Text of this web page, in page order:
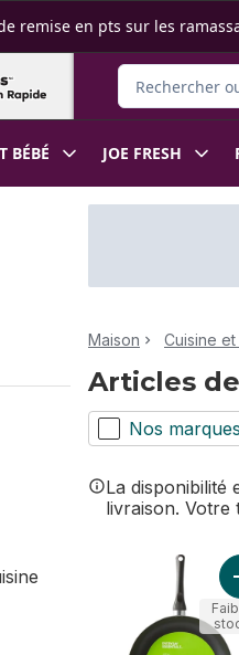
remise en pts sur les
Rechercher des
BÉBÉ JOE FRESH
Maison Cuisine
Articles
Nos marques
La disponibilité
livraison.